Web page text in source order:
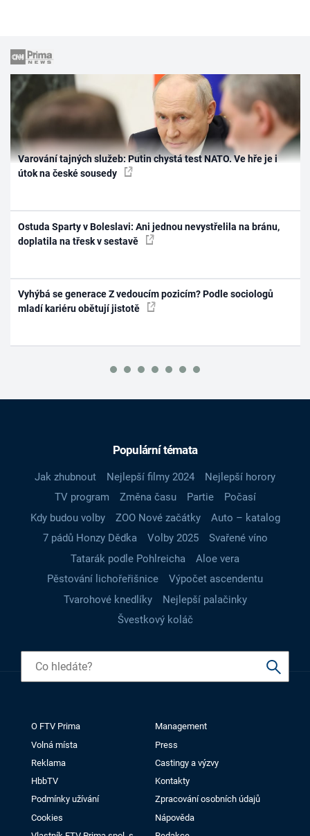
Varování tajných služeb: Putin chystá test NATO. Ve hře je i
útok na české sousedy
Ostuda Sparty v Boleslavi: Ani jednou nevystřelila na bránu,
doplatila na třesk v sestavě
Vyhýbá se generace Z vedoucím pozicím? Podle sociologů
mladí kariéru obětují jistotě
Populární témata
Jak zhubnout Nejlepší filmy 2024
Nejlepší horory
TV program
Změna času Partie
Počasí
Kdy budou volby
ZOO Nové začátky
Auto – katalog
7 pádů Honzy Dědka
Volby 2025
Svařené víno
Tatarák podle Pohlreicha
Aloe vera
Pěstování lichořeřišnice
Výpočet ascendentu
Tvarohové knedlíky
Nejlepší palačinky
Švestkový koláč
O FTV Prima
Management
Volná místa
Press
Reklama
Castingy a výzvy
HbbTV
Kontakty
Podmínky užívání
Zpracování osobních údajů
Cookies
Nápověda